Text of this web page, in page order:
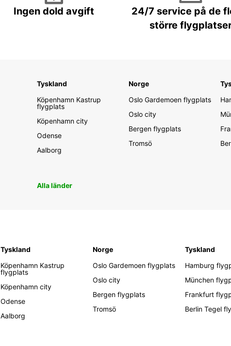
Ingen dold avgift
24/7 service på de
större
Tyskland
Köpenhamn Kastrup
flygplats
Köpenhamn city
Odense
Aalborg
Norge
Oslo Gardemoen flygplats
Oslo city
Bergen flygplats
Tromsö
Alla länder
Tyskland
Köpenhamn Kastrup
flygplats
Köpenhamn city
Odense
Aalborg
Norge
Oslo Gardemoen flygplats
Oslo city
Bergen flygplats
Tromsö
Tyskland
Hamburg
München
Frankfurt
Berlin Tegel